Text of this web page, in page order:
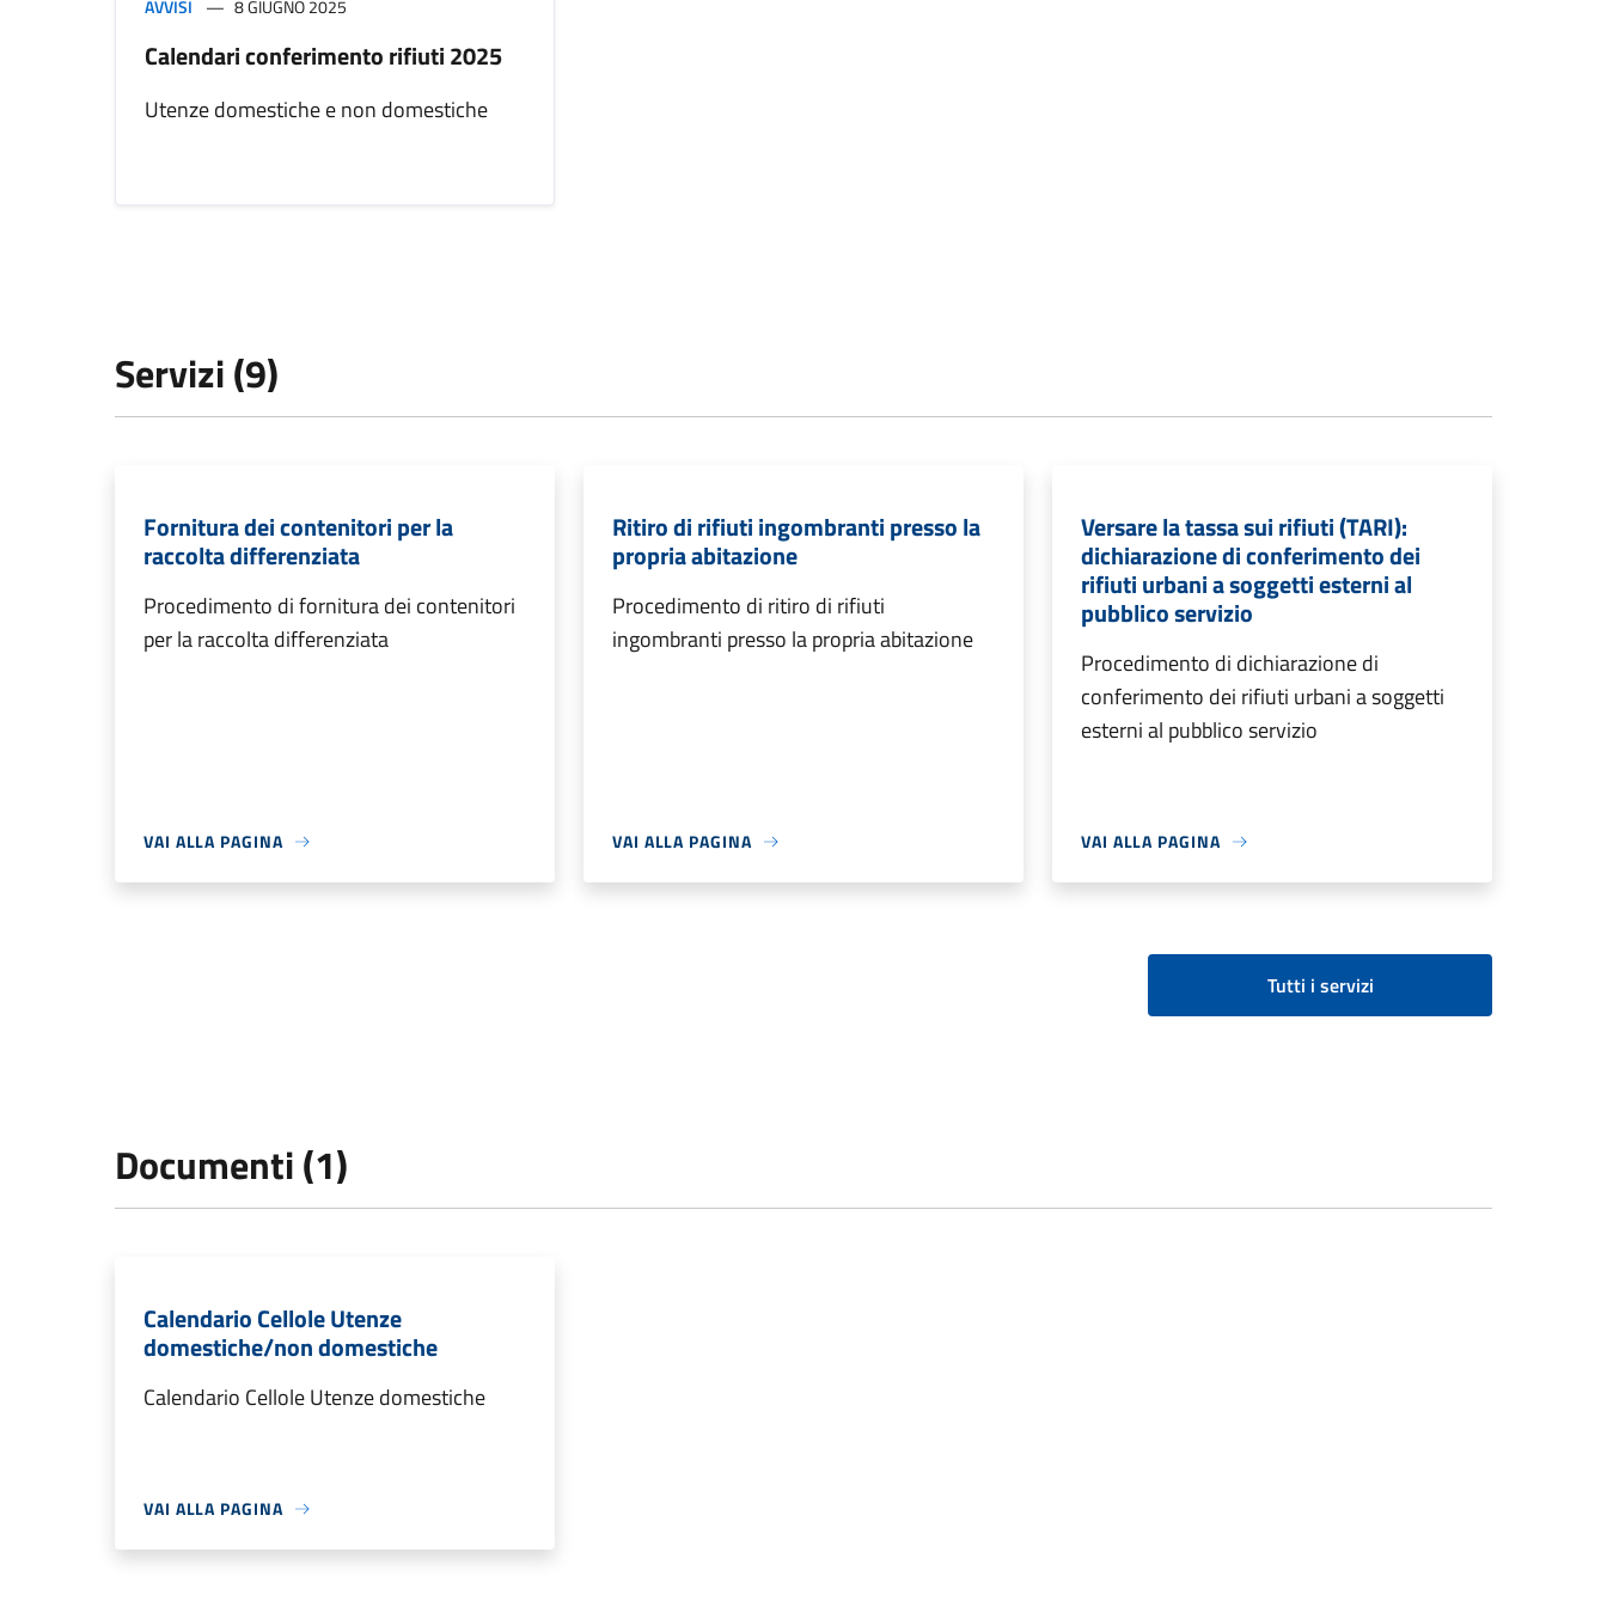
AVVISI 8 GIUGNO 2025
Calendari conferimento rifiuti 2025
Utenze domestiche e non domestiche
Servizi (9)
Fornitura dei contenitori per la
raccolta differenziata
Procedimento di fornitura dei contenitori
per la raccolta differenziata
VAI ALLA PAGINA
Ritiro di rifiuti ingombranti presso la
propria abitazione
Procedimento di ritiro di rifiuti
ingombranti presso la propria abitazione
VAI ALLA PAGINA
Versare la tassa sui rifiuti (TARI):
dichiarazione di conferimento dei
rifiuti urbani a soggetti esterni al
pubblico servizio
Procedimento di dichiarazione di
conferimento dei rifiuti urbani a soggetti
esterni al pubblico servizio
VAI ALLA PAGINA
Tutti i servizi
Documenti (1)
Calendario Cellole Utenze
domestiche/non domestiche
Calendario Cellole Utenze domestiche
VAI ALLA PAGINA